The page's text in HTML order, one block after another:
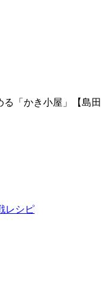
「かき小屋」【島田
レシピ